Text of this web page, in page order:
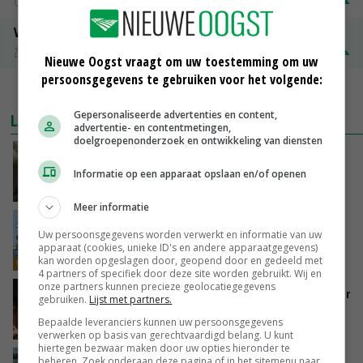
Volle melkpoeder
Zuivel NL
€ 345,00
MEER MARKTPRIJZEN
LAATSTE NIEUWS
zorgen voor meer balans’
groot: Nederland in Europese top
GISTEREN, 15:33
Vlaamse varkensstapel krimpt, pluimveesector
groeit door schaalvergroting
GISTEREN, 15:20
Nieuwe Oogst vraagt om uw toestemming om uw
persoonsgegevens te gebruiken voor het volgende:
Gepersonaliseerde advertenties en content,
advertentie- en contentmetingen,
doelgroepenonderzoek en ontwikkeling van diensten
Informatie op een apparaat opslaan en/of openen
Meer informatie
Uw persoonsgegevens worden verwerkt en informatie van uw
apparaat (cookies, unieke ID's en andere apparaatgegevens)
kan worden opgeslagen door, geopend door en gedeeld met
4 partners of specifiek door deze site worden gebruikt. Wij en
onze partners kunnen precieze geolocatiegegevens
gebruiken. Lijst met partners.
Bepaalde leveranciers kunnen uw persoonsgegevens
verwerken op basis van gerechtvaardigd belang. U kunt
hiertegen bezwaar maken door uw opties hieronder te